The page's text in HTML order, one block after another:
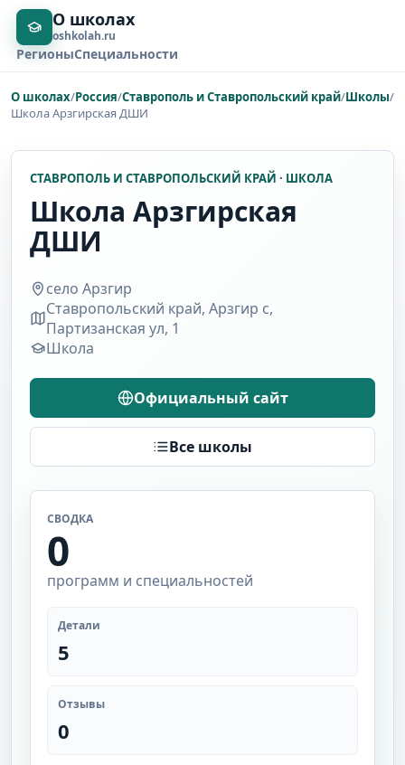
О школах
oshkolah.ru
РегионыСпециальности
О школах/Россия/Ставрополь и Ставропольский край/Школы/
Школа Арзгирская ДШИ
СТАВРОПОЛЬ И СТАВРОПОЛЬСКИЙ КРАЙ · ШКОЛА
Школа Арзгирская
ДШИ
село Арзгир
Ставропольский край, Арзгир с,
Партизанская ул, 1
Школа
Официальный сайт
Все школы
СВОДКА
0
программ и специальностей
Детали
5
Отзывы
0